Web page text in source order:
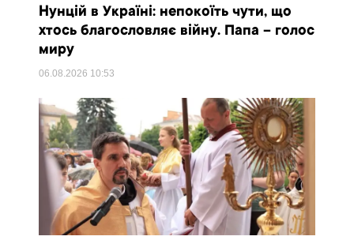
Нунцій в Україні: непокоїть чути, що
хтось благословляє війну. Папа – голос
миру
06.08.2026 10:53